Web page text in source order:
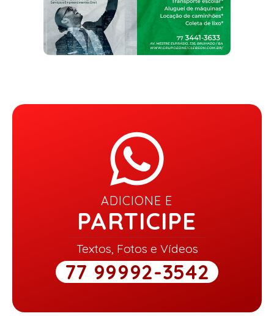
ADICIONE E
PARTICIPE
Textos, Fotos e Vídeos
77 99992-3542